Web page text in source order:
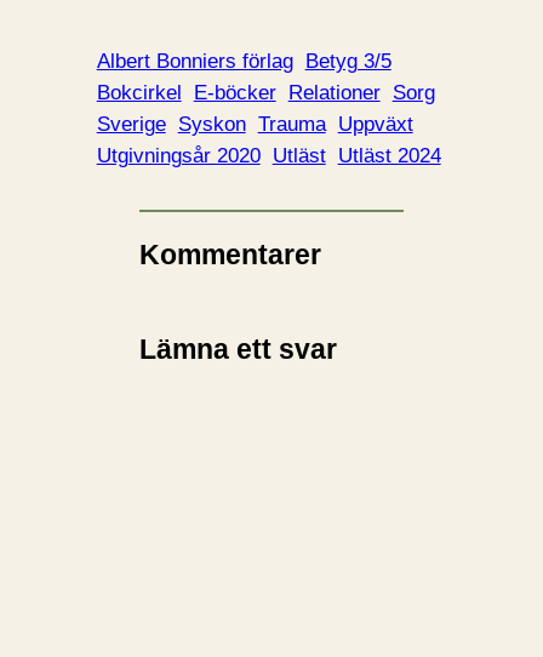
Albert Bonniers förlag
Betyg 3/5
Bokcirkel
E-böcker Relationer Sorg
Sverige Syskon Trauma Uppväxt
Utgivningsår 2020 Utläst Utläst 2024
Kommentarer
Lämna ett svar